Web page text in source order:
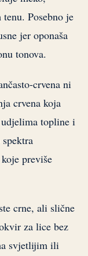
Posebno je
jer oponaša
tonova.
crvena ni
crvena koja
topline i
previše
crne, ali slične
za lice bez
svjetlijim ili